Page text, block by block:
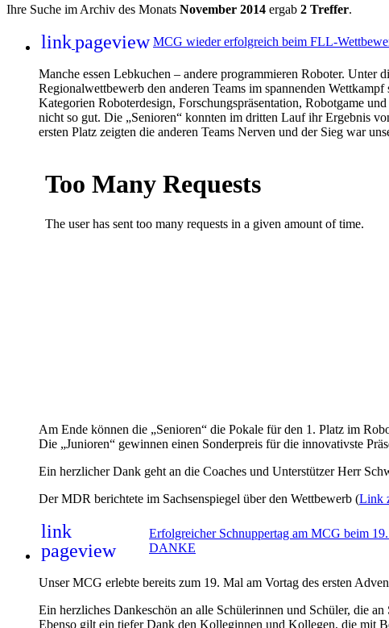
Ihre Suche im Archiv des Monats November 2014 ergab 2 Treffer.
linkpageview MCG wieder erfolgreich beim FLL-
Manche essen Lebkuchen – andere programmieren Roboter.
Regionalwettbewerb den anderen Teams im spannenden
Kategorien Roboterdesign, Forschungspräsentation, Robotgame
nicht so gut. Die „Senioren“ konnten im dritten Lauf ihr Ergebnis
ersten Platz zeigten die anderen Teams Nerven und der Sieg war
Am Ende können die „Senioren“ die Pokale für den 1. Platz im
Die „Junioren“ gewinnen einen Sonderpreis für die innovativste
Ein herzlicher Dank geht an die Coaches und Unterstützer Herr
Der MDR berichtete im Sachsenspiegel über den Wettbewerb (Link
link
pageview
Erfolgreicher Schnuppertag am MCG beim
DANKE
Unser MCG erlebte bereits zum 19. Mal am Vortag des ersten
Ein herzliches Dankeschön an alle Schülerinnen und Schüler, die
Ebenso gilt ein tiefer Dank den Kolleginnen und Kollegen, die mit